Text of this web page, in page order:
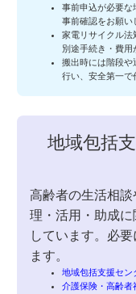
事前申込が必要な
事前確認をお願い
家電リサイクル法
別途手続き・費用
搬出時には階段や
行い、安全第一で
地域包括
高齢者の生活相
理・活用・助成
しています。必
ます。
地域包括支援セン
介護保険・高齢者